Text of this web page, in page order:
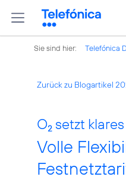
Sie sind hier: Telefónica
Zurück zu Blogartikel
O2 setzt
Volle